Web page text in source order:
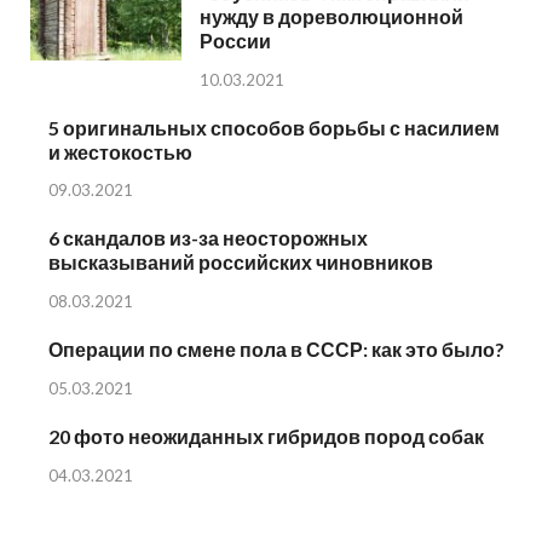
нужду в дореволюционной
России
10.03.2021
5 оригинальных способов борьбы с насилием
и жестокостью
09.03.2021
6 скандалов из-за неосторожных
высказываний российских чиновников
08.03.2021
Операции по смене пола в СССР: как это было?
05.03.2021
20 фото неожиданных гибридов пород собак
04.03.2021